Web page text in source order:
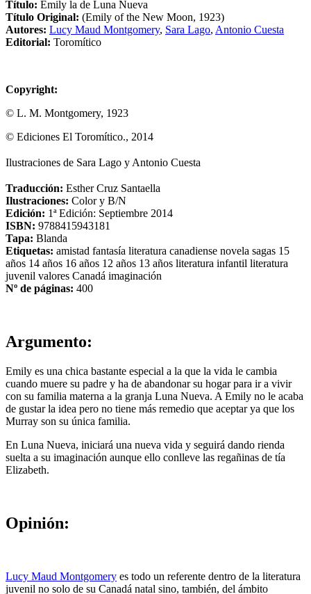
Título: Emily la de Luna Nueva
Título Original: (Emily of the New Moon, 1923)
Autores: Lucy Maud Montgomery, Sara Lago, Antonio Cuesta
Editorial: Toromítico
Copyright:
© L. M. Montgomery, 1923
© Ediciones El Toromítico., 2014
Ilustraciones de Sara Lago y Antonio Cuesta
Traducción: Esther Cruz Santaella
Ilustraciones: Color y B/N
Edición: 1ª Edición: Septiembre 2014
ISBN: 9788415943181
Tapa: Blanda
Etiquetas: amistad fantasía literatura canadiense novela sagas 15
años 14 años 16 años 12 años 13 años literatura infantil literatura
juvenil valores Canadá imaginación
Nº de páginas: 400
Argumento:
Emily es una chica bastante especial a la que la vida le cambia
cuando muere su padre y ha de abandonar su hogar para ir a vivir
con su familia materna a la granja Luna Nueva. A Emily no le acaba
de gustar la idea pero no tiene más remedio que aceptar ya que los
Murray son su única familia.
En Luna Nueva, iniciará una nueva vida y seguirá dando rienda
suelta a su imaginación aunque ello conlleve las regañinas de tía
Elizabeth.
Opinión:
Lucy Maud Montgomery es todo un referente dentro de la literatura
juvenil no solo de su Canadá natal sino, también, del ámbito